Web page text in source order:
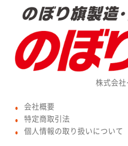
株式会
● 会社概要
● 特定商取引法
● 個人情報の取り扱いについて